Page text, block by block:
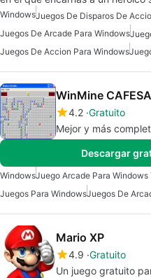
Windows
Juegos De Arcade Para Windows
Juegos De Accion Para Windows
WinMine
4.2 Gratuito
Mejor y más
Descargar
WindowsJuego Arcade Para Windows
Juegos Para WindowsJuegos De
Mario XP
4.9 Gratuito
Un juego gratuito